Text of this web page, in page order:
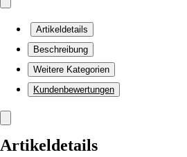
Artikeldetails
Beschreibung
Weitere Kategorien
Kundenbewertungen
Artikeldetails